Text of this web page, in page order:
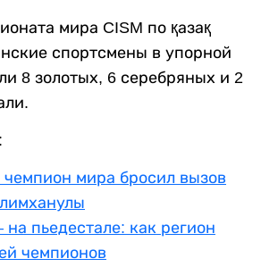
мира CISM по қазақ
спортсмены в упорной
8 золотых, 6 серебряных и 2
мира бросил вызов
пьедестале: как регион
чемпионов